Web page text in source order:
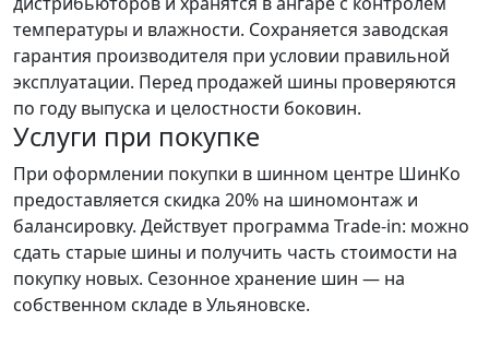
температуры и влажности. Сохраняется заводская
гарантия производителя при условии правильной
эксплуатации. Перед продажей шины проверяются
по году выпуска и целостности боковин.
Услуги при покупке
При оформлении покупки в шинном центре ШинКо
предоставляется скидка 20% на шиномонтаж и
балансировку. Действует программа Trade-in: можно
сдать старые шины и получить часть стоимости на
покупку новых. Сезонное хранение шин — на
собственном складе в Ульяновске.